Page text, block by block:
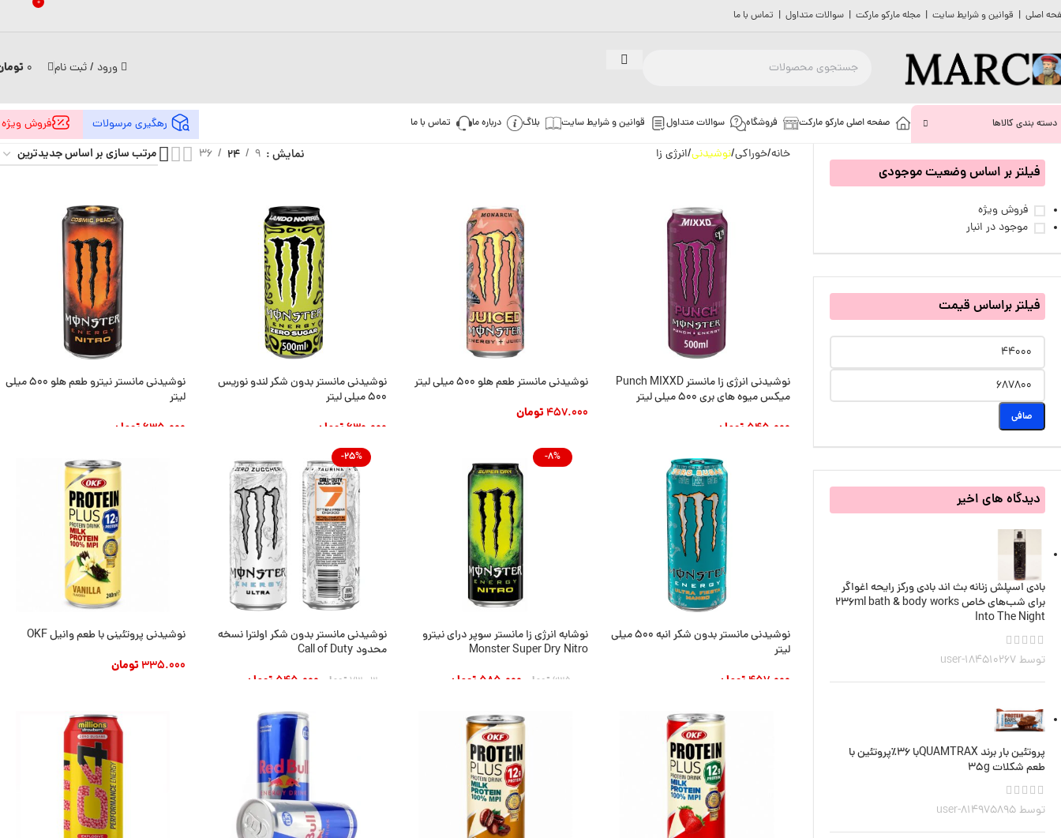
اصلی | قوانین و شرایط سایت | مجله مارکو مارکت | سوالات متداول | تماس با ما
ورود / ثبت نام 0
دسته بندی کالاها صفحه اصلی مارکو مارکت فروشگاه سوالات متداول قوانین و شرایط سایت بلاگ درباره ما تماس با ما رهگیری مرسولات فروش ویژه
فیلتر بر اساس وضعیت موجودی
فروش ویژه
موجود در انبار
فیلتر براساس قیمت
صافی
دیدگاه های اخیر
بادی اسپلش زنانه بث اند بادی ورکز رایحه‌ اغواگر
برای شب‌های خاص 236ml bath & body works
Into The Night
توسط user-184510267
پروتئین بار برند QUAMTRAXبا 36٪پروتئین با
طعم شکلات 35g
توسط user-814975895
خانه خوراکی نوشیدنی انرژی زا نمایش 9
24
36
نوشیدنی انرژی زا مانستر Punch MIXXD
میکس میوه های بری 500 میلی لیتر
545.000 تومان
نوشیدنی مانستر طعم هلو 500 میلی لیتر
457.000تومان
نوشیدنی مانستر بدون شکر لندو نوریس
500 میلی لیتر
630.000تومان
افزودن به سبد خرید
نوشیدنی مانستر نیترو طعم هلو 500 میلی
لیتر
635.000تومان
نوشیدنی مانستر بدون شکر انبه 500 میلی
لیتر
457.000تومان
-8%
نوشابه انرژی زا مانستر سوپر درای نیترو
Monster Super Dry Nitro
635.000 تومان 585.000 تومان
-25%
نوشیدنی مانستر بدون شکر اولترا نسخه
محدود Call of Duty
730.300 تومان 545.000 تومان
نوشیدنی پروتئینی با طعم وانیل OKF
335.000تومان